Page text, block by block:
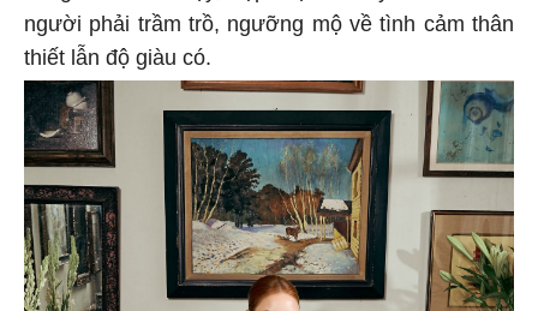
người phải trầm trồ, ngưỡng mộ về tình cảm thân
thiết lẫn độ giàu có.